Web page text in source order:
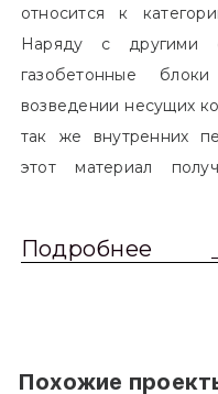
относится к
Наряду с другими
газобетонные блоки часто используются при
возведении несущих
так же внутренних
этот материал
обычный одинарный
Подробнее
Похожие